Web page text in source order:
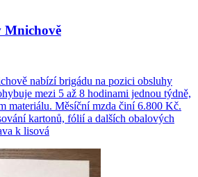
nabízí brigádu na pozici obsluhy
mezi 5 až 8 hodinami jednou týdně,
materiálu. Měsíční mzda činí 6.800 Kč.
kartonů, fólií a dalších obalových
k lisová